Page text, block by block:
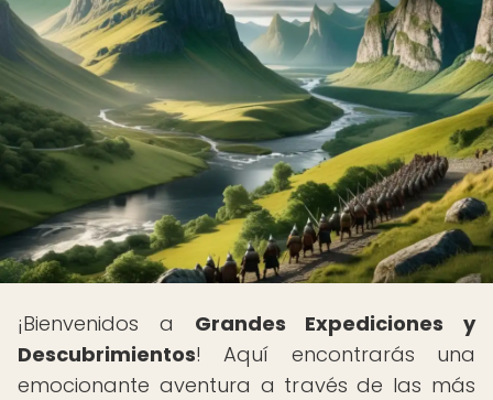
¡Bienvenidos a Grandes Expediciones y
Descubrimientos! Aquí encontrarás una
emocionante aventura a través de las más